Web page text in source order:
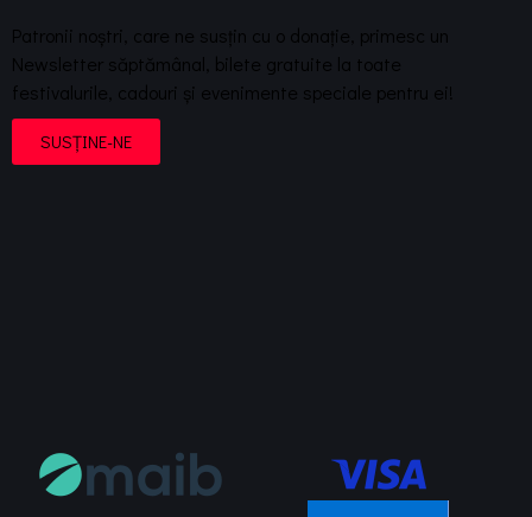
Patronii noștri, care ne susțin cu o donație, primesc un
Newsletter săptămânal, bilete gratuite la toate
festivalurile, cadouri și evenimente speciale pentru ei!
SUSȚINE-NE